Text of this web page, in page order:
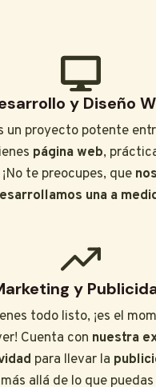
y Diseño
un proyecto potente
página web,
te preocupes, que
una a
y
todo listo, ¡es el
Cuenta con nuestra
para llevar la
allá de lo que